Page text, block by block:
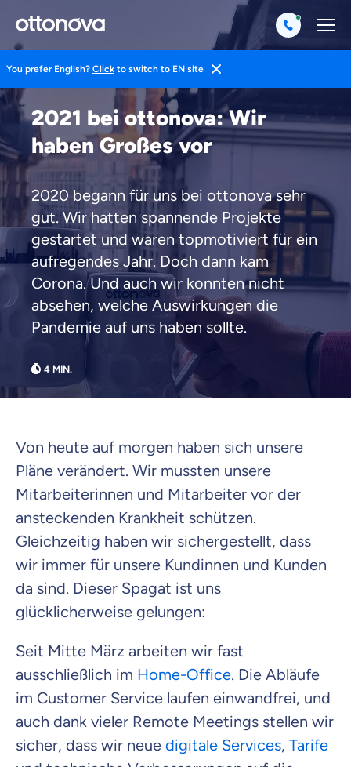
You prefer English? Click to switch to EN site
Wir
2021 bei ottonova: Wir
haben Großes vor
2020 begann für uns bei ottonova sehr
gut. Wir hatten spannende Projekte
gestartet und waren topmotiviert für ein
aufregendes Jahr. Doch dann kam
Corona. Und auch wir konnten nicht
absehen, welche Auswirkungen die
Pandemie auf uns haben sollte.
Von heute auf morgen haben sich unsere
Pläne verändert. Wir mussten unsere
Mitarbeiterinnen und Mitarbeiter vor der
ansteckenden Krankheit schützen.
Gleichzeitig haben wir sichergestellt, dass
wir immer für unsere Kundinnen und Kunden
da sind. Dieser Spagat ist uns
glücklicherweise gelungen:
Seit Mitte März arbeiten wir fast
ausschließlich im Home-Office. Die Abläufe
im Customer Service laufen einwandfrei, und
auch dank vieler Remote Meetings stellen wir
sicher, dass wir neue digitale Services, Tarife
Weil es uns wichtig ist, dass
du dich gut beraten fühlst.
Objektive und faire Beratung
Wir möchten, dass du dich aus Überzeugung für
uns entscheidest.
Vergleich mit anderen Tarifen am Markt
Wozu dürfen wir dich beraten?
Versicherungsprodukt wählen
Krankenvoll
Versicherung
Beamten
Zahnzusatz